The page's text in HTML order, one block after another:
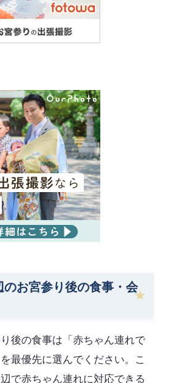
のお宮参り後の食事・会
後の食事は「赤ちゃん連れで
最優先に選んでください。こ
で赤ちゃん連れに対応できる